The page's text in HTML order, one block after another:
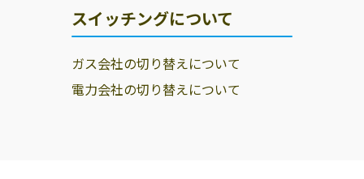
スイッチングについて
ガス会社の切り替えについて
電力会社の切り替えについて